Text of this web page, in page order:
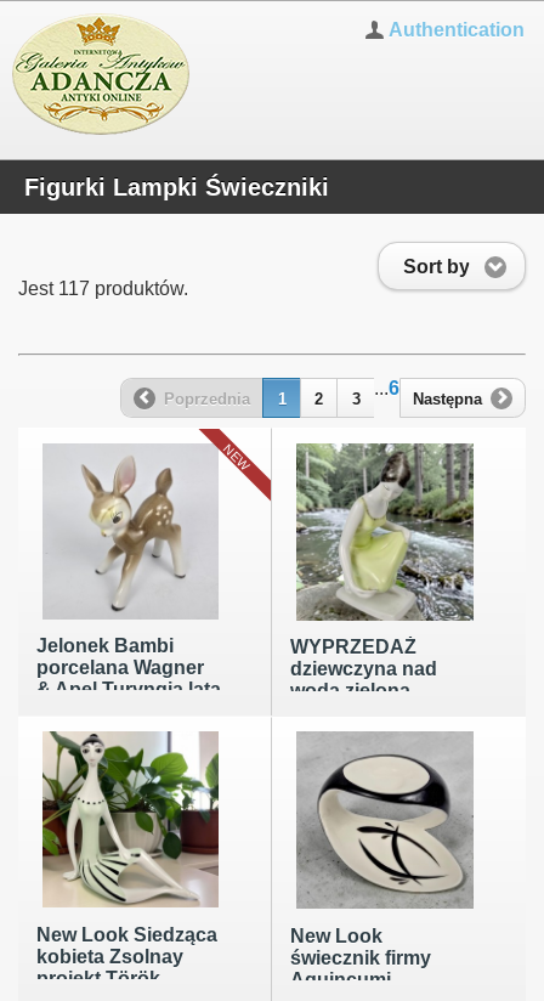
Authentication
Figurki Lampki Świeczniki
Sort by
Jest 117 produktów.
Poprzednia 1 2 3
...6
Następna
Jelonek Bambi
porcelana Wagner
& Apel Turyngia lata
NEW
WYPRZEDAŻ
dziewczyna nad
wodą zielona
lata 60te taniej
New Look Siedząca
kobieta Zsolnay
projekt Török
New Look
świecznik firmy
Aquincumi